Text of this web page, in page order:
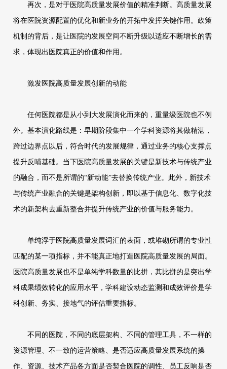
再次，是对于医院高质量发展价值的精准判断。高质量发展
将在医院资源配置的优化和新业务的开拓中发挥关键作用。政策
机制的背后，是让医院的发展空间不断升级以适应不断增长的需
求，体现出医院真正的价值和作用。
激发医院高质量发展创新的动能
任何医院都是从小到大发展演化而来的，重量级医院也不例
外。基本演化路线是：早期阶段集中一个学科资源将其做精湛，
跨过边界点以后，符合时代的发展规律，通过业务的核心支撑点
提升反哺基础。当下医院高质量发展的关键是新技术与传统产业
的融合，而不是所谓的“新动能”去替换传统产业。此外，新技术
与传统产业融合的关键是架构创新，即以基于信息化、数字化技
术的新架构去重新整合并提升传统产业的价值与服务能力。
单纯浮于医院高质量发展词汇的表面，或堆砌所谓的专业性
匹配的某一项指标，并不能真正地打造医院高质量发展的局面。
医院高质量发展也不是单纯学科数量的比拼，其比拼的是突出学
科成果绩效转化的应用水平，学科建设动态监测和成效评价是学
科创新、务实、接地气的评估重要指标。
不同的医院，不同的底层架构、不同的管理工具，不一样的
资源管理、不一致的运营策略、是否适应高质量发展系统的操
作、资源、技术产品各方面是否契合医院的调性、员工反响是否